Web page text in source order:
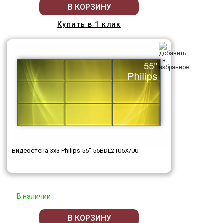
В КОРЗИНУ
Купить в 1 клик
Видеостена 3x3 Philips 55" 55BDL2105X/00
В наличии
В КОРЗИНУ